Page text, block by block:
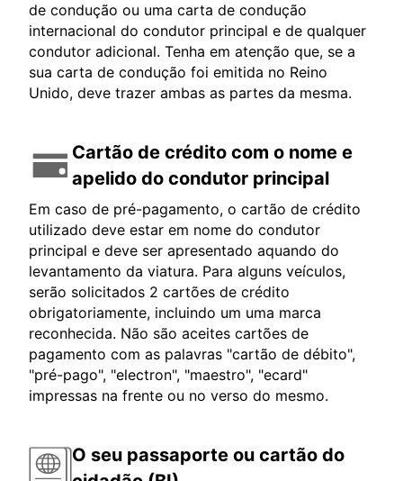
de condução ou uma carta de condução
internacional do condutor principal e de qualquer
condutor adicional. Tenha em atenção que, se a
sua carta de condução foi emitida no Reino
Unido, deve trazer ambas as partes da mesma.
Cartão de crédito com o nome e
apelido do condutor principal
Em caso de pré-pagamento, o cartão de crédito
utilizado deve estar em nome do condutor
principal e deve ser apresentado aquando do
levantamento da viatura. Para alguns veículos,
serão solicitados 2 cartões de crédito
obrigatoriamente, incluindo um uma marca
reconhecida. Não são aceites cartões de
pagamento com as palavras "cartão de débito",
"pré-pago", "electron", "maestro", "ecard"
impressas na frente ou no verso do mesmo.
O seu passaporte ou cartão do